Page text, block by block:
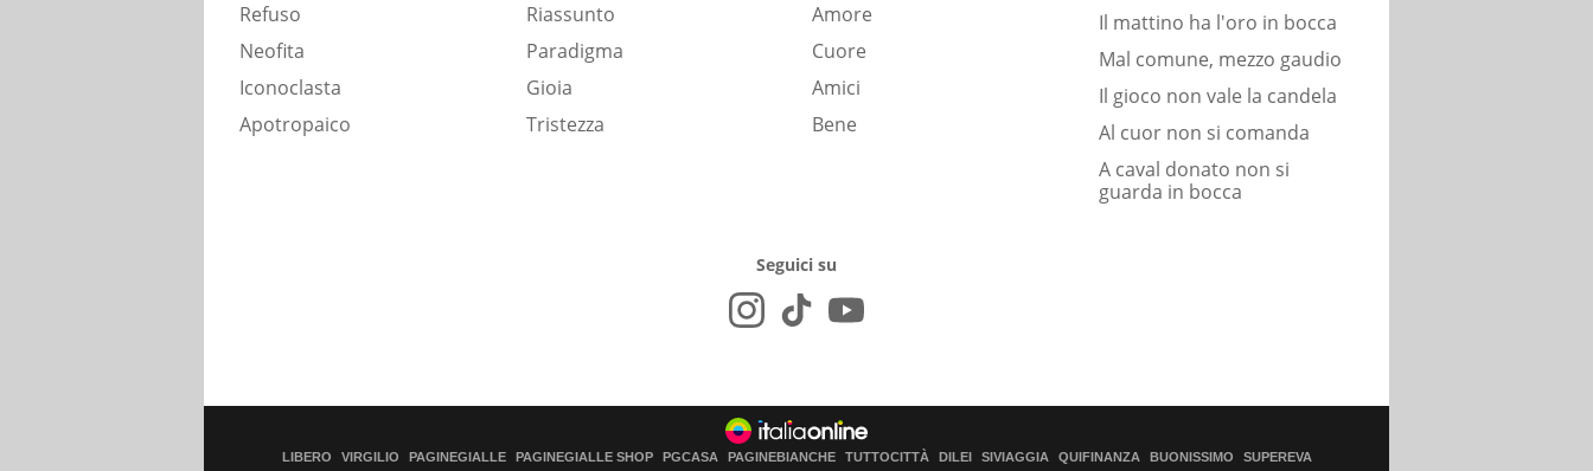
Refuso
Neofita
Iconoclasta
Apotropaico
Riassunto
Paradigma
Gioia
Tristezza
Amore
Cuore
Amici
Bene
Il mattino ha l'oro in bocca
Mal comune, mezzo gaudio
Il gioco non vale la candela
Al cuor non si comanda
A caval donato non si
guarda in bocca
Seguici su
LIBERO VIRGILIO PAGINEGIALLE PAGINEGIALLE SHOP PGCASA PAGINEBIANCHE TUTTOCITTÀ DILEI SIVIAGGIA QUIFINANZA BUONISSIMO SUPEREVA